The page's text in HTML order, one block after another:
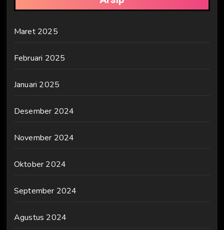
Maret 2025
Februari 2025
Januari 2025
Desember 2024
November 2024
Oktober 2024
September 2024
Agustus 2024